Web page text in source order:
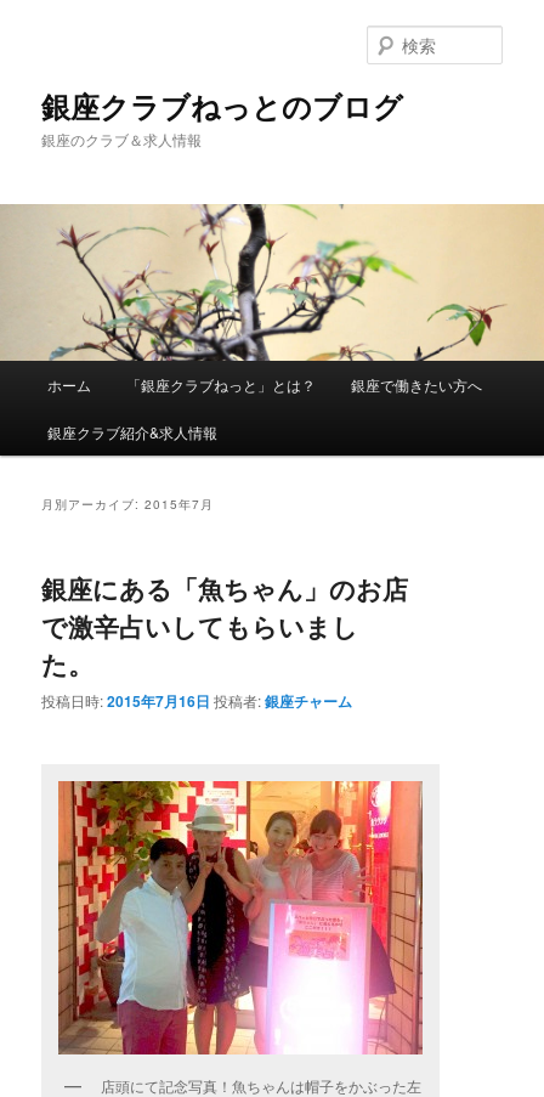
銀座クラブねっとのブログ
銀座のクラブ＆求人情報
索
メインコンテンツへ移動
サブコンテンツへ移動
ホーム 「銀座クラブねっと」とは？ 銀座で働きたい方へ
銀座クラブ紹介&求人情報
月別アーカイブ:2015年7月
銀座にある「魚ちゃん」のお店
で激辛占いしてもらいまし
た。
投稿日時:2015年7月16日 投稿者:銀座チャーム
店頭にて記念写真！魚ちゃんは帽子をかぶった左